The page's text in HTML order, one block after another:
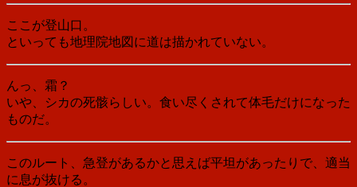
ここが登山口。
といっても地理院地図に道は描かれていない。
んっ、霜？
いや、シカの死骸らしい。食い尽くされて体毛だけになった
ものだ。
このルート、急登があるかと思えば平坦があったりで、適当
に息が抜ける。